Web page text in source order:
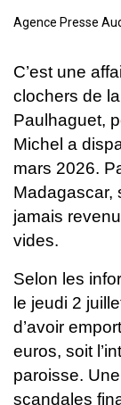
Agence Presse
C’est une
clochers de
Paulhaguet,
Michel a
mars 2026.
Madagascar,
jamais
vides.
Selon les
le jeudi 2
d’avoir
euros, soit
paroisse.
scandales